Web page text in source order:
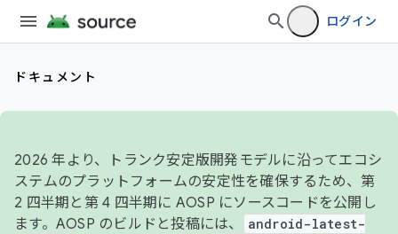
ログイン
ドキュメント
2026 年より、トランク安定版開発モデルに沿ってエコシ
ステムのプラットフォームの安定性を確保するため、第
2 四半期と第 4 四半期に AOSP にソースコードを公開し
ます。AOSP のビルドと投稿には、
android-latest-